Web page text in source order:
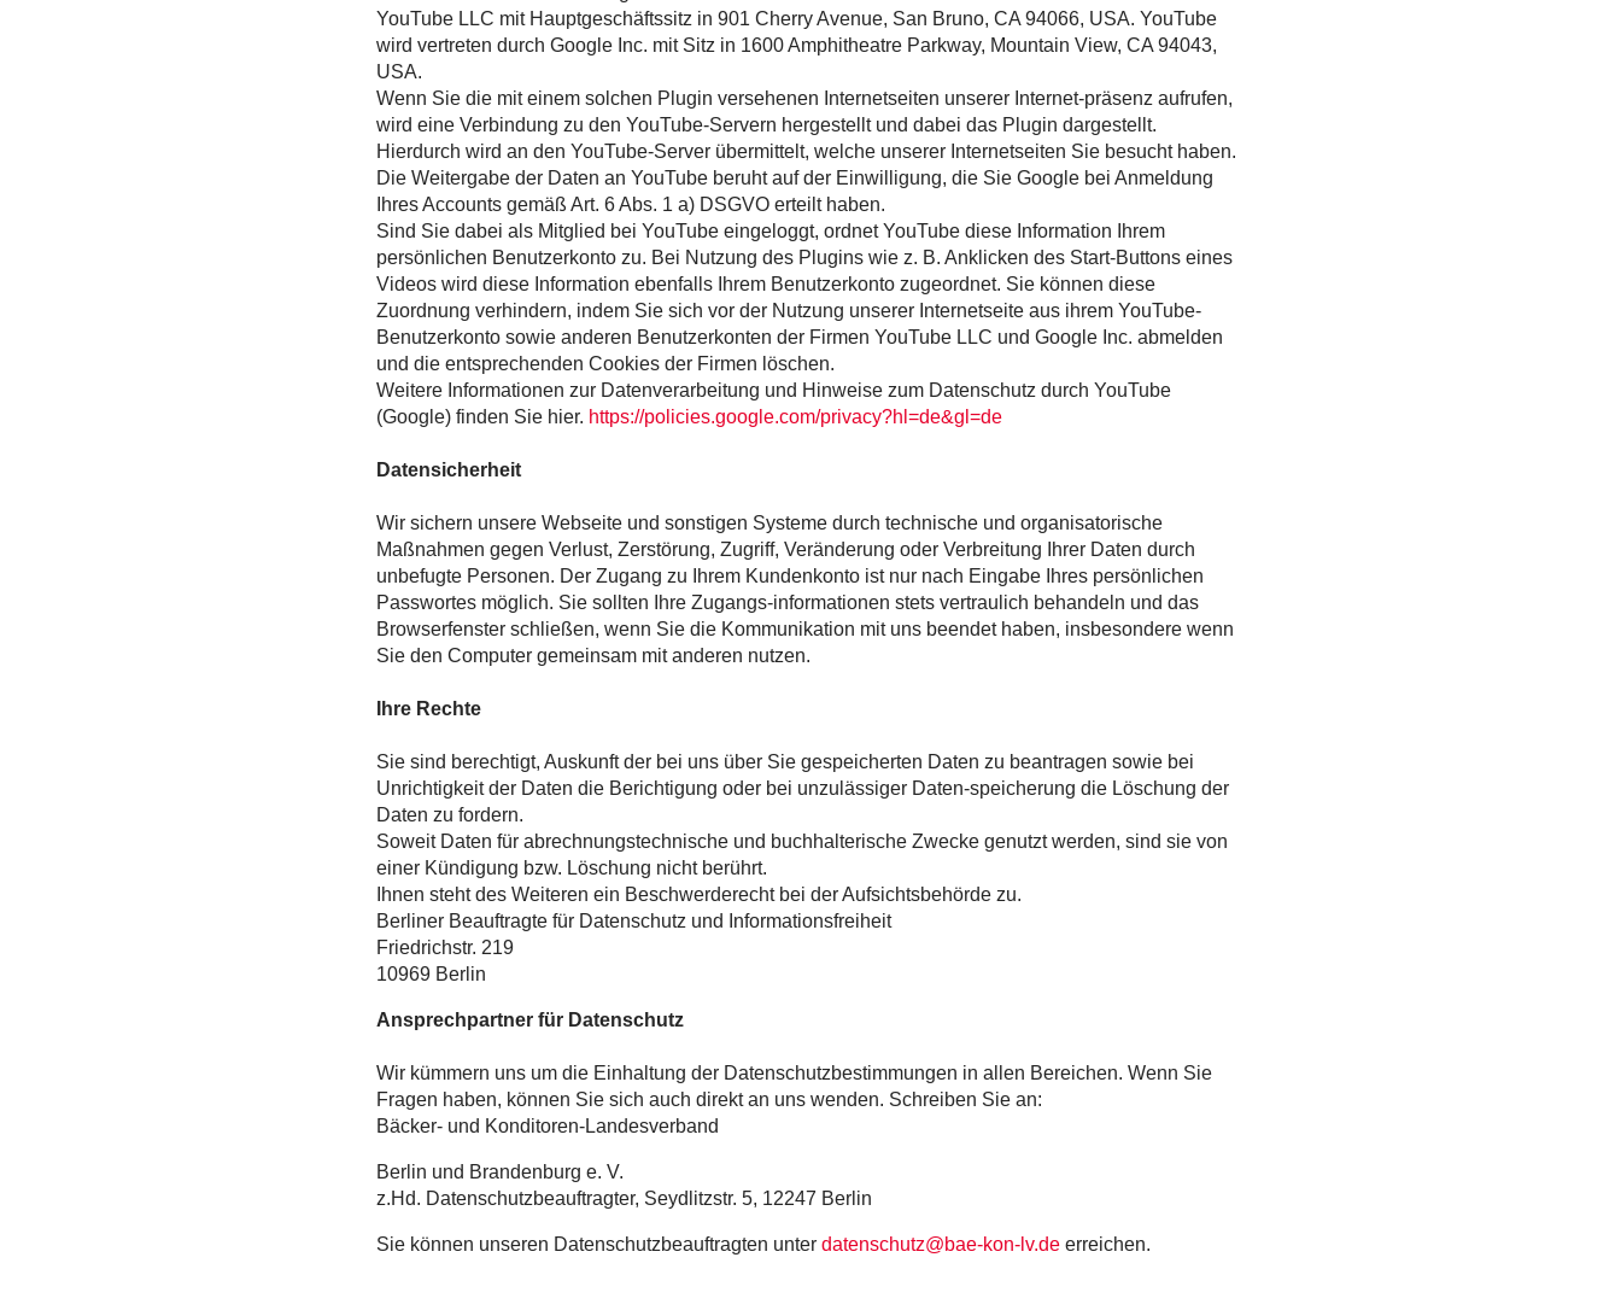
YouTube LLC mit Hauptgeschäftssitz in 901 Cherry Avenue, San Bruno, CA 94066, USA. YouTube
wird vertreten durch Google Inc. mit Sitz in 1600 Amphitheatre Parkway, Mountain View, CA 94043,
USA.
Wenn Sie die mit einem solchen Plugin versehenen Internetseiten unserer Internet-präsenz aufrufen,
wird eine Verbindung zu den YouTube-Servern hergestellt und dabei das Plugin dargestellt.
Hierdurch wird an den YouTube-Server übermittelt, welche unserer Internetseiten Sie besucht haben.
Die Weitergabe der Daten an YouTube beruht auf der Einwilligung, die Sie Google bei Anmeldung
Ihres Accounts gemäß Art. 6 Abs. 1 a) DSGVO erteilt haben.
Sind Sie dabei als Mitglied bei YouTube eingeloggt, ordnet YouTube diese Information Ihrem
persönlichen Benutzerkonto zu. Bei Nutzung des Plugins wie z. B. Anklicken des Start-Buttons eines
Videos wird diese Information ebenfalls Ihrem Benutzerkonto zugeordnet. Sie können diese
Zuordnung verhindern, indem Sie sich vor der Nutzung unserer Internetseite aus ihrem YouTube-
Benutzerkonto sowie anderen Benutzerkonten der Firmen YouTube LLC und Google Inc. abmelden
und die entsprechenden Cookies der Firmen löschen.
Weitere Informationen zur Datenverarbeitung und Hinweise zum Datenschutz durch YouTube
(Google) finden Sie hier. https://policies.google.com/privacy?hl=de&gl=de
Datensicherheit
Wir sichern unsere Webseite und sonstigen Systeme durch technische und organisatorische
Maßnahmen gegen Verlust, Zerstörung, Zugriff, Veränderung oder Verbreitung Ihrer Daten durch
unbefugte Personen. Der Zugang zu Ihrem Kundenkonto ist nur nach Eingabe Ihres persönlichen
Passwortes möglich. Sie sollten Ihre Zugangs-informationen stets vertraulich behandeln und das
Browserfenster schließen, wenn Sie die Kommunikation mit uns beendet haben, insbesondere wenn
Sie den Computer gemeinsam mit anderen nutzen.
Ihre Rechte
Sie sind berechtigt, Auskunft der bei uns über Sie gespeicherten Daten zu beantragen sowie bei
Unrichtigkeit der Daten die Berichtigung oder bei unzulässiger Daten-speicherung die Löschung der
Daten zu fordern.
Soweit Daten für abrechnungstechnische und buchhalterische Zwecke genutzt werden, sind sie von
einer Kündigung bzw. Löschung nicht berührt.
Ihnen steht des Weiteren ein Beschwerderecht bei der Aufsichtsbehörde zu.
Berliner Beauftragte für Datenschutz und Informationsfreiheit
Friedrichstr. 219
10969 Berlin
Ansprechpartner für Datenschutz
Wir kümmern uns um die Einhaltung der Datenschutzbestimmungen in allen Bereichen. Wenn Sie
Fragen haben, können Sie sich auch direkt an uns wenden. Schreiben Sie an:
Bäcker- und Konditoren-Landesverband
Berlin und Brandenburg e. V.
z.Hd. Datenschutzbeauftragter, Seydlitzstr. 5, 12247 Berlin
Sie können unseren Datenschutzbeauftragten unter datenschutz@bae-kon-lv.de erreichen.